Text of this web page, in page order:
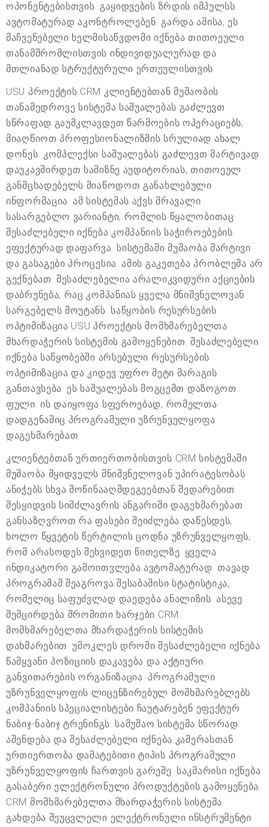
ოპონენტებისთვის. გაყიდვების ზრდის იმპულსს
ავტომატურად აკონტროლებენ. გარდა ამისა, ეს
მაჩვენებელი ხელმისაწვდომი იქნება თითოეული
თანამშრომლისთვის ინდივიდუალურად და
მთლიანად სტრუქტურული ერთეულისთვის.
USU პროექტის CRM კლიენტებთან მუშაობის
თანამედროვე სისტემა საშუალებას გაძლევთ
სწრაფად გაუმკლავდეთ წარმოების ოპერაციებს,
მიაღწიოთ პროფესიონალიზმის სრულიად ახალ
დონეს. კომპლექსი საშუალებას გაძლევთ მარტივად
დაუკავშირდეთ სამიზნე აუდიტორიას, თითოეულ
განმცხადებელს მიაწოდოთ განახლებული
ინფორმაცია. ამ სისტემას აქვს მრავალი
სასარგებლო ვარიანტი, რომლის წყალობითაც
შესაძლებელი იქნება კომპანიის საჭიროებების
ეფექტურად დაფარვა. სისტემაში მუშაობა მარტივი
და გასაგები პროცესია. ამის გაკეთება პრობლემა არ
გექნებათ. შესაძლებელია არალიკვიდური აქციების
დაბრუნება, რაც კომპანიას ყველა მნიშვნელოვან
სარგებელს მოუტანს. საწყობის რესურსების
ოპტიმიზაცია USU პროექტის მომხმარებელთა
მხარდაჭერის სისტემის გამოყენებით. შესაძლებელი
იქნება საწყობებში არსებული რესურსების
ოპტიმიზაცია და კიდევ უფრო მეტი მარაგის
განთავსება. ეს საშუალებას მოგცემთ დაზოგოთ
ფული. ის დაიყოფა სფეროებად, რომელთა
დადგენაშიც პროგრამული უზრუნველყოფა
დაგეხმარებათ.
კლიენტებთან ურთიერთობისთვის CRM სისტემაში
მუშაობა მყიდველს მნიშვნელოვან უპირატესობას
ანიჭებს სხვა მოწინააღმდეგეებთან შედარებით.
შესყიდვის სიმძლავრის ანგარიში დაგეხმარებათ
განსაზღვროთ რა ფასები შეიძლება დაწესდეს,
ხოლო წყვეტის წერტილის ცოდნა უზრუნველყოფს,
რომ არასოდეს შეხვიდეთ წითელზე. ყველა
ინდიკატორი გამოითვლება ავტომატურად. თავად
პროგრამამ შეაგროვა შესაბამისი სტატისტიკა,
რომელიც საფუძვლად დაედება ანალიზის. ასევე
შემცირდება შრომითი ხარჯები CRM
მომხმარებელთა მხარდაჭერის სისტემის
დახმარებით. უმოკლეს დროში შესაძლებელი იქნება
წამყვანი პოზიციის დაკავება და აქტიური
განვითარების ორგანიზაცია. პროგრამული
უზრუნველყოფის ლიცენზირებულ მომხმარებლებს
კომპანიის სპეციალისტები ჩაუტარებენ ეფექტურ
ნაბიჯ-ნაბიჯ ტრენინგს. სამუშაო სისტემა სწორად
აშენდება და შესაძლებელი იქნება კამერასთან
ურთიერთობა დამატებითი ტიპის პროგრამული
უზრუნველყოფის ჩართვის გარეშე. საკმარისი იქნება
გასაბერი ელექტრონული პროდუქტების გამოყენება.
CRM მომხმარებელთა მხარდაჭერის სისტემა
გახდება შეუცვლელი ელექტრონული ინსტრუმენტი